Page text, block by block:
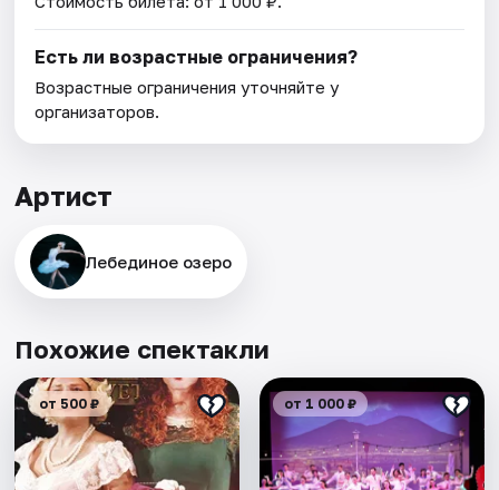
Есть ли возрастные ограничения?
Возрастные ограничения уточняйте у
организаторов.
Артист
Лебединое озеро
Похожие спектакли
от 500 ₽ от 1 000 ₽